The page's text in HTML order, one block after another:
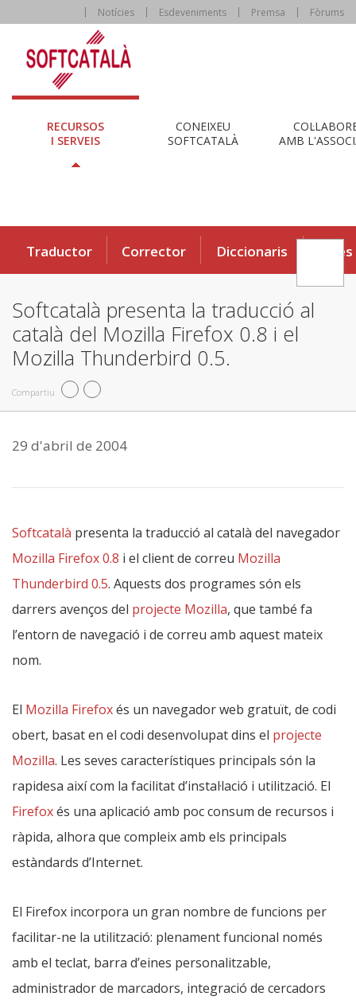
Notícies Esdeveniments Premsa Fòrums
RECURSOS
I SERVEIS
CONEIXEU
SOFTCATALÀ
AMB
Traductor Corrector Diccionaris Eines
Softcatalà presenta la traducció al
català del Mozilla Firefox 0.8 i el
Mozilla Thunderbird 0.5.
Compartiu
29 d'abril de 2004
Softcatalà presenta la traducció al català del navegador
Mozilla Firefox 0.8 i el client de correu Mozilla
Thunderbird 0.5. Aquests dos programes són els
darrers avenços del projecte Mozilla, que també fa
l’entorn de navegació i de correu amb aquest mateix
nom.
El Mozilla Firefoxés un navegador web gratuït, de codi
obert, basat en el codi desenvolupat dins el projecte
Mozilla. Les seves característiques principals són la
rapidesa així com la facilitat d’instal·lació i utilització. El
Firefoxés una aplicació amb poc consum de recursos i
ràpida, alhora que compleix amb els principals
estàndards d’Internet.
El Firefox incorpora un gran nombre de funcions per
facilitar-ne la utilització: plenament funcional només
amb el teclat, barra d’eines personalitzable,
administrador de marcadors, integració de cercadors